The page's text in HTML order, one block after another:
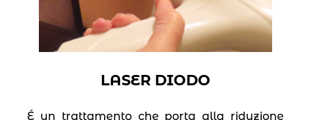
LASER DIODO
É un trattamento che porta alla riduzione